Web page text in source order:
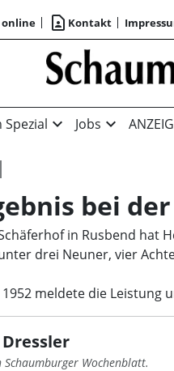
online contact_page Kontakt
Spezial expand_more Jobs expand_more
bei
in Rusbend hat
drei Neuner, vier
1952 meldete die
Schaumburger Wochenblatt.